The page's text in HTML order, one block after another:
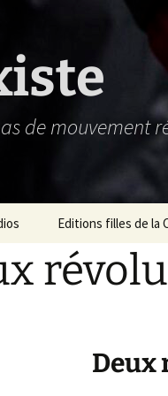
de mouvement
Editions filles de la
Deux